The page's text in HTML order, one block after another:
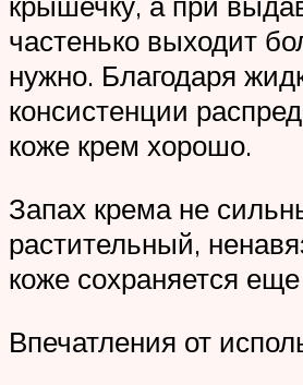
частенько выходит
нужно. Благодаря
консистенции
коже крем хорошо.
Запах крема не
растительный,
коже сохраняется
Впечатления от